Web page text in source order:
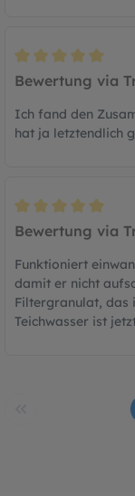
Bewertung mit 5
Bewertung via
Ich fand den
hat ja letztendlich
Bewertung mit 5
Bewertung via
Funktioniert
damit er nicht
Filtergranulat, das
Teichwasser ist